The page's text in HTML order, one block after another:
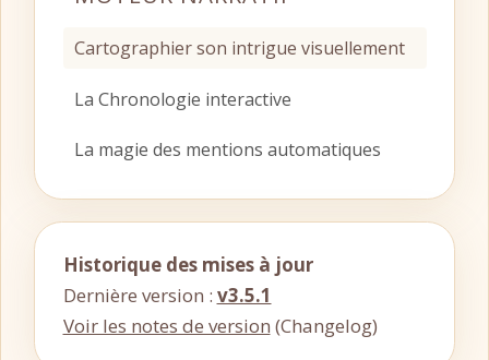
Cartographier son intrigue visuellement
La Chronologie interactive
La magie des mentions automatiques
Historique des mises à jour
Dernière version : v3.5.1
Voir les notes de version (Changelog)